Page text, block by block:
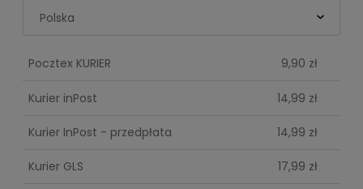
Pocztex KURIER 9,90 zł
Kurier inPost 14,99 zł
Kurier InPost - przedpłata 14,99 zł
Kurier GLS 17,99 zł